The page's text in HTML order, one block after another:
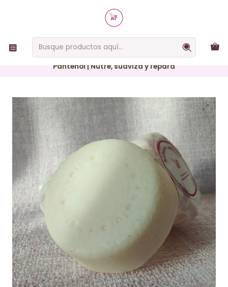
RUTINAS SIMPLES, EFECTIVAS Y NATURALES
Inicio Productos capilares
Shampoo y bálsamo sólidos
Bálsamo Sólido Capilar con Aceite de Coco, Algodón y
Pantenol | Nutre, suaviza y repara